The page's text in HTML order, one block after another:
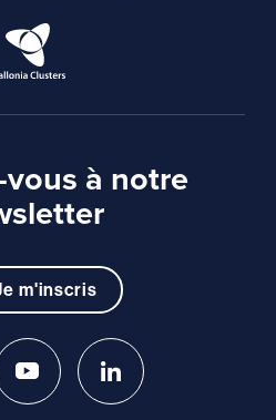
à notre
m'inscris